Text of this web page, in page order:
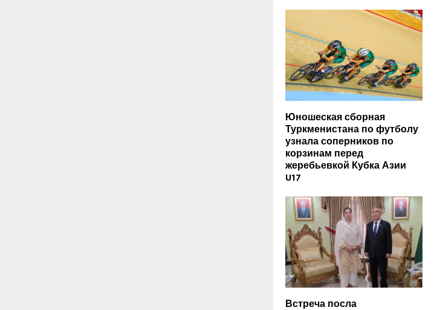
Юношеская сборная
Туркменистана по футболу
узнала соперников по
корзинам перед
жеребьевкой Кубка Азии
U17
Встреча посла